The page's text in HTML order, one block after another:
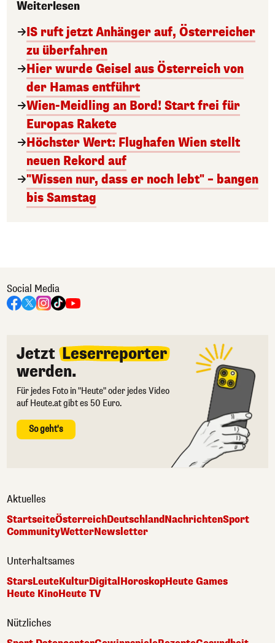
Weiterlesen
IS ruft jetzt Anhänger auf, Österreicher
zu überfahren
Hier wurde Geisel aus Österreich von
der Hamas entführt
Wien-Meidling an Bord! Start frei für
Europas Rakete
Höchster Wert: Flughafen Wien stellt
neuen Rekord auf
"Wissen nur, dass er noch lebt" – bangen
bis Samstag
Social Media
Jetzt Leserreporter
werden.
Für jedes Foto in "Heute" oder jedes Video
auf Heute.at gibt es 50 Euro.
So geht's
Aktuelles
StartseiteÖsterreichDeutschlandNachrichtenSport
CommunityWetterNewsletter
Unterhaltsames
StarsLeuteKulturDigital HoroskopHeute Games
Heute KinoHeute TV
Nützliches